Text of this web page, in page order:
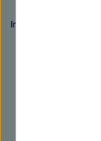
Infografik: Redaktion